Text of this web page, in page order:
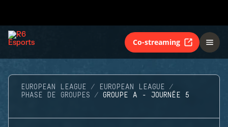
Co-streaming
EUROPEAN LEAGUE
EUROPEAN LEAGUE
PHASE DE GROUPES
GROUPE A - JOURNÉE 5